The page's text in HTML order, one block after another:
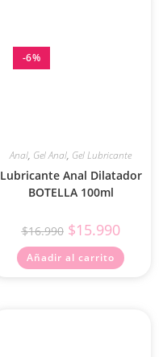
-6%
Anal, Gel Anal, Gel Lubricante
Lubricante Anal Dilatador
BOTELLA 100ml
$16.990 $15.990
Añadir al carrito